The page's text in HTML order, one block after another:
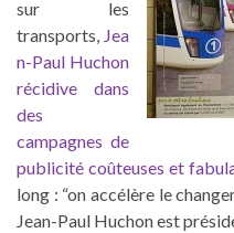
sur les
transports, Jea
n-Paul Huchon
récidive dans
des
campagnes de
publicité coûteuses et
long : “on accélère le
Jean-Paul Huchon est